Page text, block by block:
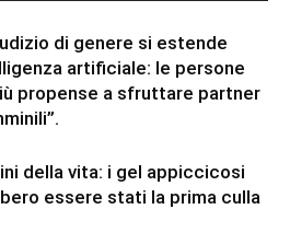
di genere si estende
artificiale: le persone
propense a sfruttare partner
della vita: i gel appiccicosi
essere stati la prima culla